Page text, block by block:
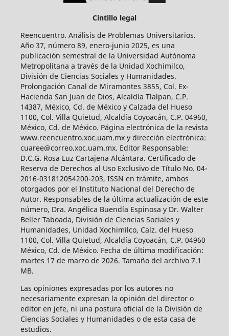
Cintillo legal
Reencuentro. Análisis de Problemas Universitarios.
Año 37, número 89, enero-junio 2025, es una
publicación semestral de la Universidad Autónoma
Metropolitana a través de la Unidad Xochimilco,
División de Ciencias Sociales y Humanidades.
Prolongación Canal de Miramontes 3855, Col. Ex-
Hacienda San Juan de Dios, Alcaldía Tlalpan, C.P.
14387, México, Cd. de México y Calzada del Hueso
1100, Col. Villa Quietud, Alcaldía Coyoacán, C.P. 04960,
México, Cd. de México. Página electrónica de la revista
www.reencuentro.xoc.uam.mx y dirección electrónica:
cuaree@correo.xoc.uam.mx. Editor Responsable:
D.C.G. Rosa Luz Cartajena Alcántara. Certificado de
Reserva de Derechos al Uso Exclusivo de Título No. 04-
2016-031812054200-203, ISSN en trámite, ambos
otorgados por el Instituto Nacional del Derecho de
Autor. Responsables de la última actualización de este
número, Dra. Angélica Buendía Espinosa y Dr. Walter
Beller Taboada, División de Ciencias Sociales y
Humanidades, Unidad Xochimilco, Calz. del Hueso
1100, Col. Villa Quietud, Alcaldía Coyoacán, C.P. 04960
México, Cd. de México. Fecha de última modificación:
martes 17 de marzo de 2026. Tamaño del archivo 7.1
MB.
Las opiniones expresadas por los autores no
necesariamente expresan la opinión del director o
editor en jefe, ni una postura oficial de la División de
Ciencias Sociales y Humanidades o de esta casa de
estudios.